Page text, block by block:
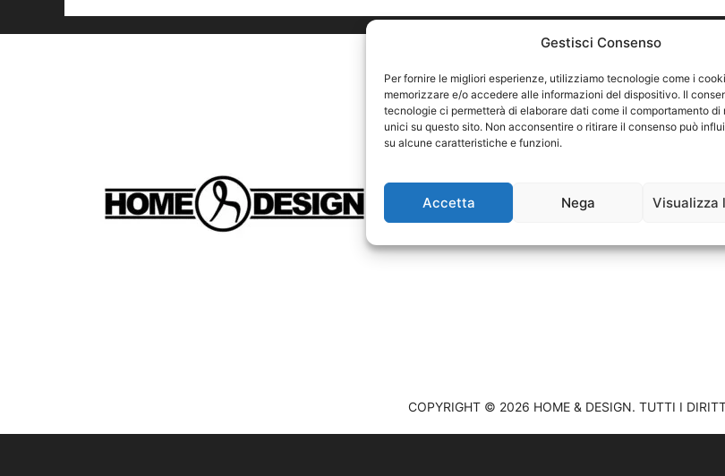
Gestisci Consenso
Per fornire le migliori esperienze, utilizziamo tecnologie come i
memorizzare e/o accedere alle informazioni del dispositivo. Il
tecnologie ci permetterà di elaborare dati come il comportamento di
unici su questo sito. Non acconsentire o ritirare il consenso può
su alcune caratteristiche e funzioni.
Accetta Nega Visualizza
COPYRIGHT © 2026 HOME & DESIGN. TUTTI I